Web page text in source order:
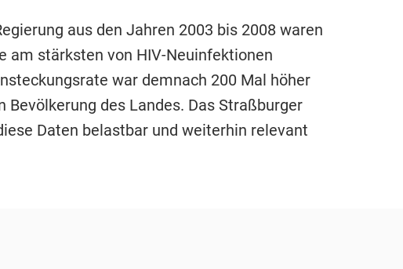
aus den Jahren 2003 bis 2008 waren
am stärksten von HIV-Neuinfektionen
war demnach 200 Mal höher
Bevölkerung des Landes. Das Straßburger
Daten belastbar und weiterhin relevant